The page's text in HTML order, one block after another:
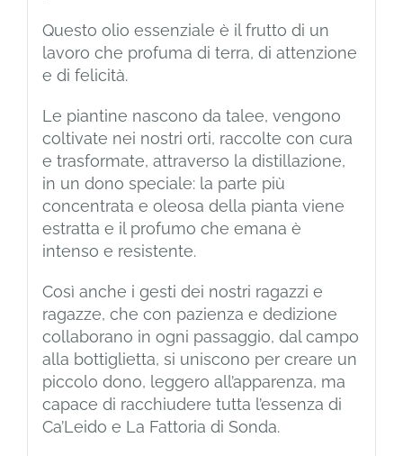
Questo olio essenziale è il frutto di un
lavoro che profuma di terra, di attenzione
e di felicità.
Le piantine nascono da talee, vengono
coltivate nei nostri orti, raccolte con cura
e trasformate, attraverso la distillazione,
in un dono speciale: la parte più
concentrata e oleosa della pianta viene
estratta e il profumo che emana è
intenso e resistente.
Così anche i gesti dei nostri ragazzi e
ragazze, che con pazienza e dedizione
collaborano in ogni passaggio, dal campo
alla bottiglietta, si uniscono per creare un
piccolo dono, leggero all’apparenza, ma
capace di racchiudere tutta l’essenza di
Ca’Leido e La Fattoria di Sonda.